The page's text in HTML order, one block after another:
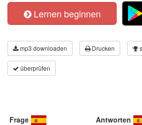
Lernen beginnen
mp3 downloaden Drucken
überprüfen
Frage Antworten